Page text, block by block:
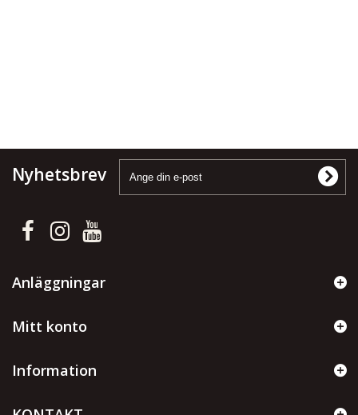
Nyhetsbrev
Anläggningar
Mitt konto
Information